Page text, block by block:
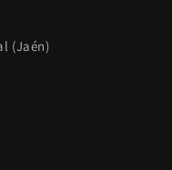
(Jaén)